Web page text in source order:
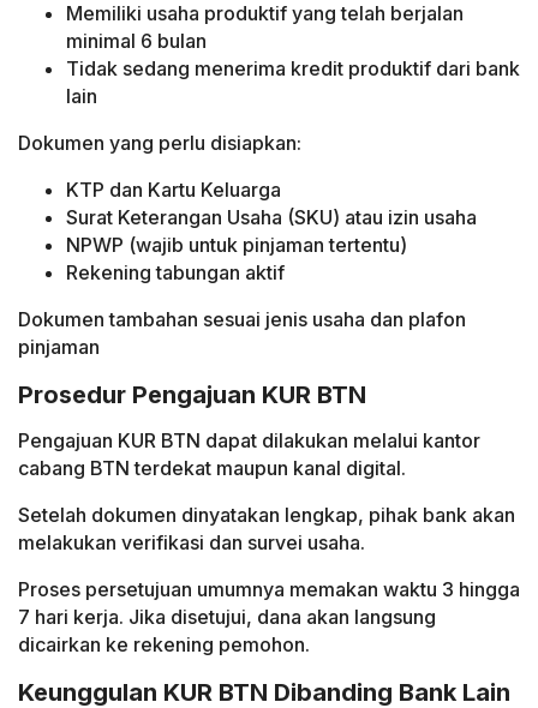
Memiliki usaha produktif yang telah berjalan
minimal 6 bulan
Tidak sedang menerima kredit produktif dari bank
lain
Dokumen yang perlu disiapkan:
KTP dan Kartu Keluarga
Surat Keterangan Usaha (SKU) atau izin usaha
NPWP (wajib untuk pinjaman tertentu)
Rekening tabungan aktif
Dokumen tambahan sesuai jenis usaha dan plafon
pinjaman
Prosedur Pengajuan KUR BTN
Pengajuan KUR BTN dapat dilakukan melalui kantor
cabang BTN terdekat maupun kanal digital.
Setelah dokumen dinyatakan lengkap, pihak bank akan
melakukan verifikasi dan survei usaha.
Proses persetujuan umumnya memakan waktu 3 hingga
7 hari kerja. Jika disetujui, dana akan langsung
dicairkan ke rekening pemohon.
Keunggulan KUR BTN Dibanding Bank Lain